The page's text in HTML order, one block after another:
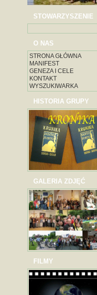
STOWARZYSZENIE
O NAS
STRONA GŁÓWNA
MANIFEST
GENEZA I CELE
KONTAKT
WYSZUKIWARKA
HISTORIA GRUPY
GALERIA ZDJĘĆ
FILMY